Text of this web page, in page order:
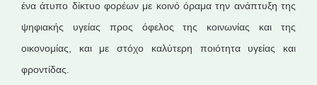
ένα άτυπο δίκτυο φορέων με κοινό όραμα την ανάπτυξη της
ψηφιακής υγείας προς όφελος της κοινωνίας και της
οικονομίας, και με στόχο καλύτερη ποιότητα υγείας και
φροντίδας.